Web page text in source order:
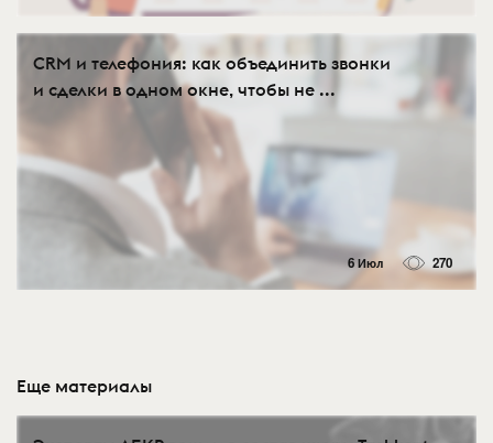
CRM и телефония: как объединить звонки
и сделки в одном окне, чтобы не ...
6 Июл 270
Еще материалы